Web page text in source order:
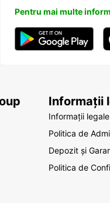
Pentru mai multe
Informații
Informații legale
Politica de
Depozit și
Politica de